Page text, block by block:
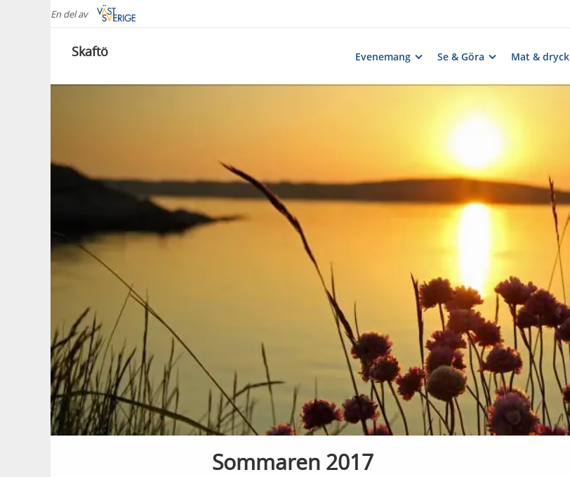
En del av
Skaftö Evenemang Se & Göra Mat & dryck
Sommaren 2017